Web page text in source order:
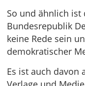
So und ähnlich ist
Bundesrepublik
keine Rede sein
demokratischer
Es ist auch davon